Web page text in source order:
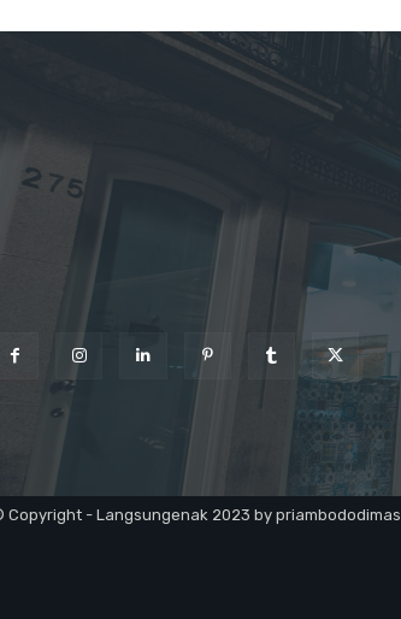
Copyright - Langsungenak 2023 by priambododimas